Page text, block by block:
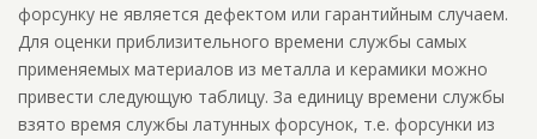
форсунку не является дефектом или гарантийным случаем.
Для оценки приблизительного времени службы самых
применяемых материалов из металла и керамики можно
привести следующую таблицу. За единицу времени службы
взято время службы латунных форсунок, т.е. форсунки из